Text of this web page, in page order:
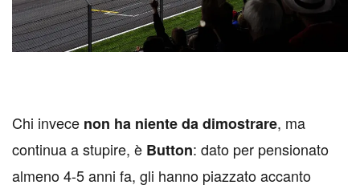
Chi invece non ha niente da dimostrare, ma
continua a stupire, è Button: dato per pensionato
almeno 4-5 anni fa, gli hanno piazzato accanto